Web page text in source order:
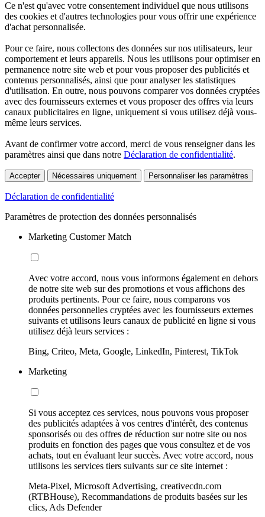
Ce n'est qu'avec votre consentement individuel que nous utilisons
des cookies et d'autres technologies pour vous offrir une expérience
d'achat personnalisée.
Pour ce faire, nous collectons des données sur nos utilisateurs, leur
comportement et leurs appareils. Nous les utilisons pour optimiser en
permanence notre site web et pour vous proposer des publicités et
contenus personnalisés, ainsi que pour analyser les statistiques
d'utilisation. En outre, nous pouvons comparer vos données cryptées
avec des fournisseurs externes et vous proposer des offres via leurs
canaux publicitaires en ligne, uniquement si vous utilisez déjà vous-
même leurs services.
Avant de confirmer votre accord, merci de vous renseigner dans les
paramètres ainsi que dans notre Déclaration de confidentialité.
Accepter Nécessaires uniquement Personnaliser les paramètres
Déclaration de confidentialité
Paramètres de protection des données personnalisés
Marketing Customer Match
Avec votre accord, nous vous informons également en dehors
de notre site web sur des promotions et vous affichons des
produits pertinents. Pour ce faire, nous comparons vos
données personnelles cryptées avec les fournisseurs externes
suivants et utilisons leurs canaux de publicité en ligne si vous
utilisez déjà leurs services :
Bing, Criteo, Meta, Google, LinkedIn, Pinterest, TikTok
Marketing
Si vous acceptez ces services, nous pouvons vous proposer
des publicités adaptées à vos centres d'intérêt, des contenus
sponsorisés ou des offres de réduction sur notre site ou nos
produits en fonction des pages que vous consultez et de vos
achats, tout en évaluant leur succès. Avec votre accord, nous
utilisons les services tiers suivants sur ce site internet :
Meta-Pixel, Microsoft Advertising, creativecdn.com
(RTBHouse), Recommandations de produits basées sur les
clics, Ads Defender